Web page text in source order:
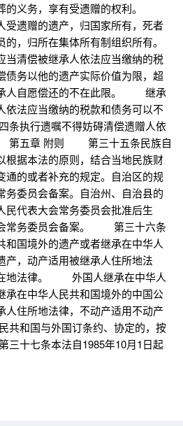
的义务，享有受遗赠的权利。
受遗赠的遗产，归国家所有，死者
，归所在集体所有制组织所有。
清偿被继承人依法应当缴纳的税
债务以他的遗产实际价值为限，超
人自愿偿还的不在此限。 继承
依法应当缴纳的税款和债务可以不
执行遗嘱不得妨碍清偿遗赠人依
第五章 附则 第三十五条民族自
根据本法的原则，结合当地民族财
通的或者补充的规定。自治区的规
务委员会备案。自治州、自治县的
民代表大会常务委员会批准后生
常务委员会备案。 第三十六条
和国境外的遗产或者继承在中华人
产，动产适用被继承人住所地法
地法律。 外国人继承在中华人
承在中华人民共和国境外的中国公
人住所地法律，不动产适用不动产
和国与外国订条约、协定的，按
十七条本法自1985年10月1日起